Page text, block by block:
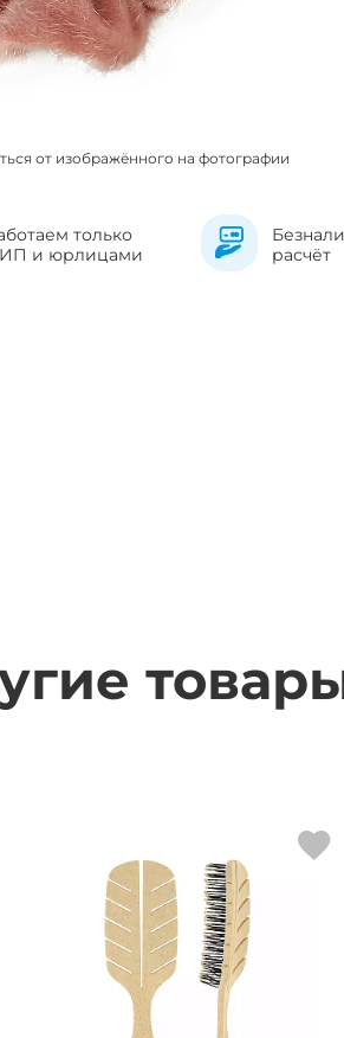
от изображённого на фотографии
только
и юрлицами
расчёт